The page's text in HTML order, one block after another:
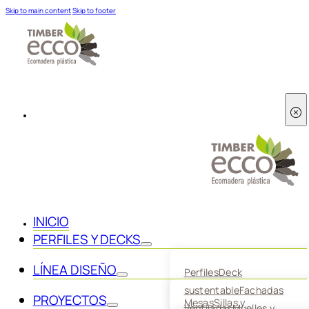
Skip to main contentSkip to footer
INICIO
PERFILES Y DECKS
PerfilesDeck
sustentableFachadas
LÍNEA DISEÑO
MesasSillas y
PROYECTOS